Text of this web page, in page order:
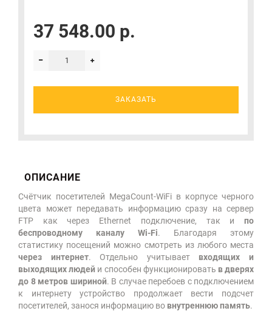
37 548.00 р.
ЗАКАЗАТЬ
ОПИСАНИЕ
Счётчик посетителей MegaCount-WiFi в корпусе черного
цвета может передавать информацию сразу на сервер
FTP как через Ethernet подключение, так и по
беспроводному каналу Wi-Fi. Благодаря этому
статистику посещений можно смотреть из любого места
через интернет. Отдельно учитывает входящих и
выходящих людей и способен функционировать в дверях
до 8 метров шириной. В случае перебоев с подключением
к интернету устройство продолжает вести подсчет
посетителей, занося информацию во внутреннюю память.